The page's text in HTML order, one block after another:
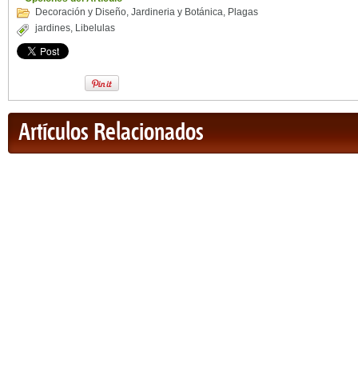
Decoración y Diseño, Jardineria y Botánica, Plagas
jardines, Libelulas
Artículos Relacionados